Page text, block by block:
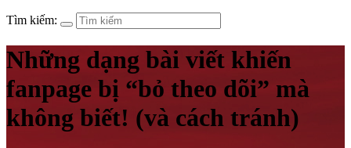
Tìm kiếm:
Những dạng bài viết khiến
fanpage bị “bỏ theo dõi” mà
không biết! (và cách tránh)